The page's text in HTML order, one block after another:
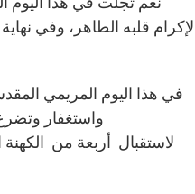
لإكرام قلبه الطاهر، وفي
في هذا اليوم المريمي
واستغفار
لاستقبال أربعة من